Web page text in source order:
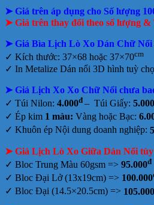
là:
160.000₫.
tại
là:
➤ Giá trên áp dụng cho Số lượng
➤ Giá trên thay đổi theo số lượng &
➤ Giá Bìa Lịch Lò Xo Dán Chữ Nổi
✓ Kích thước: 37×68 hoặc 37×70cm
✓ In Metalize Dán nổi 3D hình tuỳ
➤ Giá Lịch Xo Xo Chữ Nổi chưa
✓ Túi Nilon: 4.000đ – Túi Giấy: 5.000
✓ Ép kim 1 màu: Vàng hoặc Bạc:
✓ Khuôn ép Nội dung doanh nghiệp:
➤ Giá Lịch Lò Xo Giữa Dán Nổi tùy
✓ Bloc Trung Màu 60gsm => 95.000đ
✓ Bloc Đại Lở (13x19cm) => 100.000
✓ Bloc Đại (14.5×20.5cm) => 105.000